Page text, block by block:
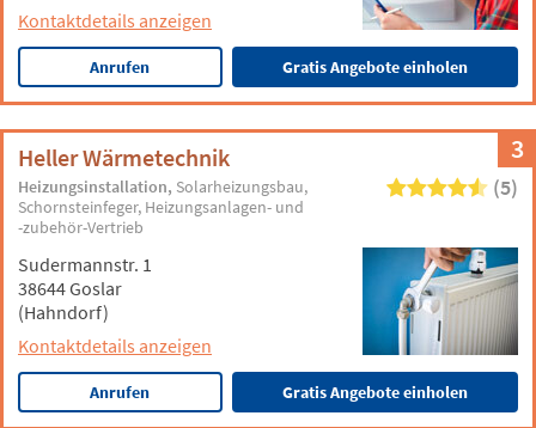
Kontaktdetails anzeigen
Anrufen Gratis Angebote einholen
3
Heller Wärmetechnik
Heizungsinstallation Solarheizungsbau
Schornsteinfeger Heizungsanlagen- und
-zubehör-Vertrieb
(5)
Sudermannstr. 1
38644 Goslar
(Hahndorf)
Kontaktdetails anzeigen
Anrufen Gratis Angebote einholen